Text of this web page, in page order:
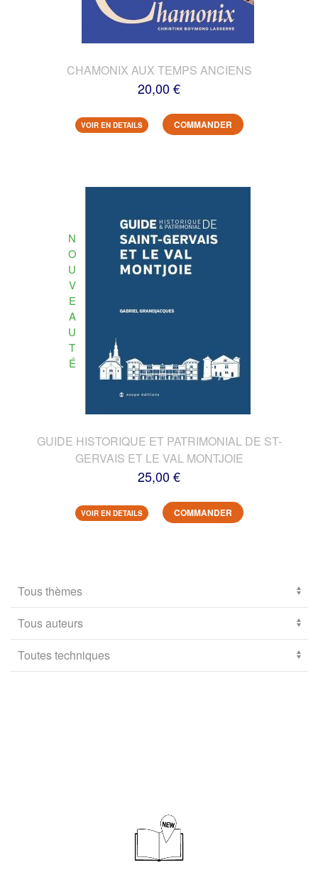
CHAMONIX AUX TEMPS ANCIENS
20,00 €
VOIR EN DETAILS COMMANDER
N
O
U
V
E
A
U
T
É
GUIDE HISTORIQUE ET PATRIMONIAL DE ST-
GERVAIS ET LE VAL MONTJOIE
25,00 €
VOIR EN DETAILS COMMANDER